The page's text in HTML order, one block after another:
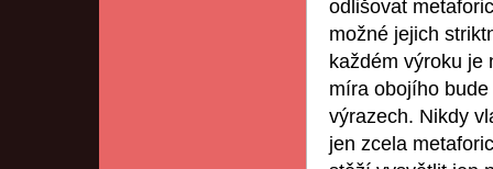
odlišovat
možné jejich
každém výroku je
míra obojího
výrazech. Nikdy
jen zcela